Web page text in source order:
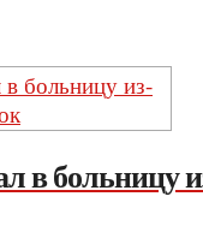
в больницу